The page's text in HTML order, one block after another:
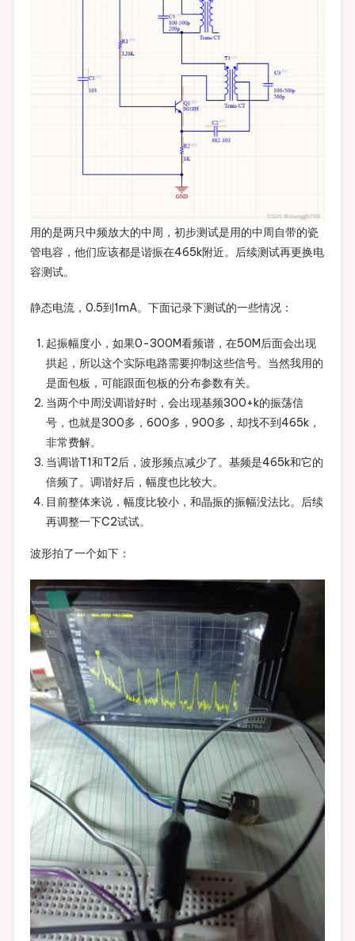
用的是两只中频放大的中周，初步测试是用的中周自带的瓷
管电容，他们应该都是谐振在465k附近。后续测试再更换电
容测试。
静态电流，0.5到1mA。下面记录下测试的一些情况：
起振幅度小，如果0-300M看频谱，在50M后面会出现
拱起，所以这个实际电路需要抑制这些信号。当然我用的
是面包板，可能跟面包板的分布参数有关。
当两个中周没调谐好时，会出现基频300+k的振荡信
号，也就是300多，600多，900多，却找不到465k，
非常费解。
当调谐T1和T2后，波形频点减少了。基频是465k和它的
倍频了。调谐好后，幅度也比较大。
目前整体来说，幅度比较小，和晶振的振幅没法比。后续
再调整一下C2试试。
波形拍了一个如下：